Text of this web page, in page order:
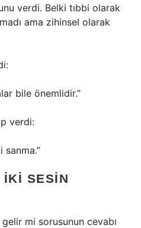
verdi. Belki tıbbi olarak
ama zihinsel olarak
bile önemlidir.”
verdi:
sanma.”
İKI SESIN
mi sorusunun cevabı